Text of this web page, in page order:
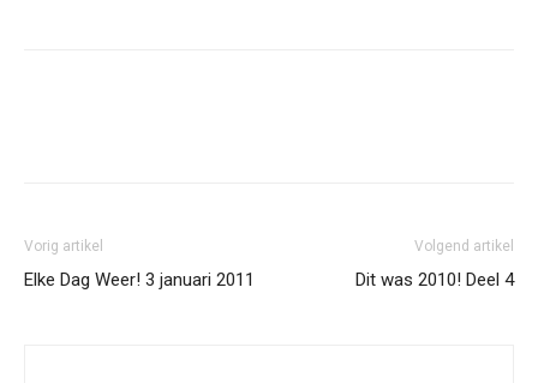
Vorig artikel
Elke Dag Weer! 3 januari 2011
Volgend artikel
Dit was 2010! Deel 4